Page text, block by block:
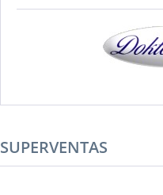
SUPERVENTAS